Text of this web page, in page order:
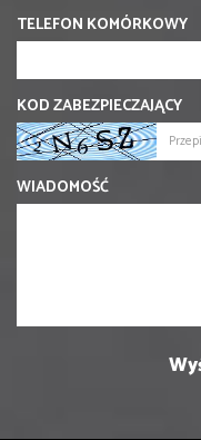
TELEFON KOMÓRKOWY
KOD ZABEZPIECZAJĄCY
WIADOMOŚĆ